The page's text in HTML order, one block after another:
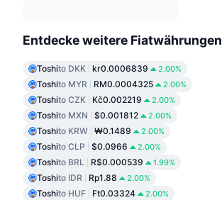
Entdecke weitere Fiatwährungen
Toshito DKK kr0.0006839 2.00%
Toshito MYR RM0.0004325 2.00%
Toshito CZK Kč0.002219 2.00%
Toshito MXN $0.001812 2.00%
Toshito KRW ₩0.1489 2.00%
Toshito CLP $0.0966 2.00%
Toshito BRL R$0.000539 1.99%
Toshito IDR Rp1.88 2.00%
Toshito HUF Ft0.03324 2.00%